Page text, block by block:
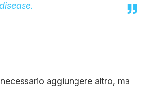
aggiungere altro, ma